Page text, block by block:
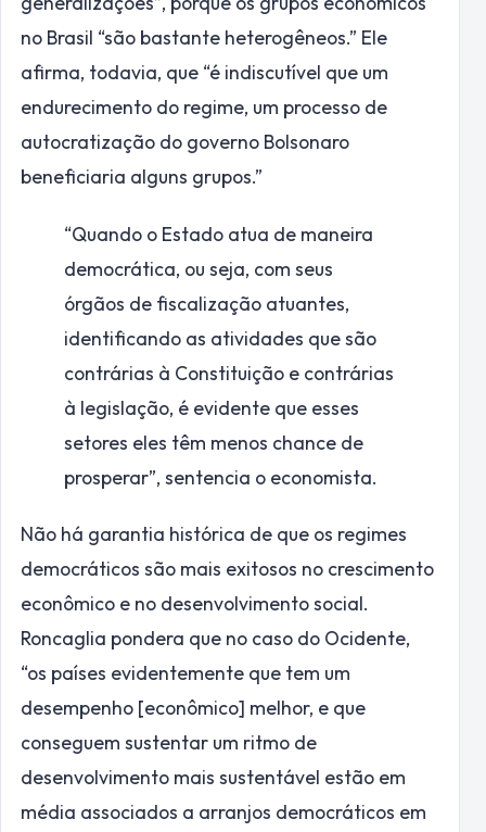
no Brasil “são bastante heterogêneos.” Ele
afirma, todavia, que “é indiscutível que um
endurecimento do regime, um processo de
autocratização do governo Bolsonaro
beneficiaria alguns grupos.”
“Quando o Estado atua de maneira
democrática, ou seja, com seus
órgãos de fiscalização atuantes,
identificando as atividades que são
contrárias à Constituição e contrárias
à legislação, é evidente que esses
setores eles têm menos chance de
prosperar”, sentencia o economista.
Não há garantia histórica de que os regimes
democráticos são mais exitosos no crescimento
econômico e no desenvolvimento social.
Roncaglia pondera que no caso do Ocidente,
“os países evidentemente que tem um
desempenho [econômico] melhor, e que
conseguem sustentar um ritmo de
desenvolvimento mais sustentável estão em
média associados a arranjos democráticos em